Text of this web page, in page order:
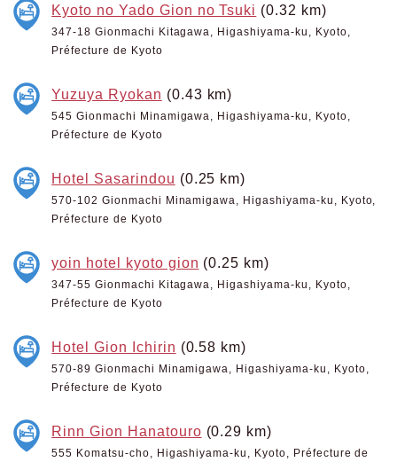
Kyoto no Yado Gion no Tsuki (0.32 km)
347-18 Gionmachi Kitagawa, Higashiyama-ku, Kyoto,
Préfecture de Kyoto
Yuzuya Ryokan (0.43 km)
545 Gionmachi Minamigawa, Higashiyama-ku, Kyoto,
Préfecture de Kyoto
Hotel Sasarindou (0.25 km)
570-102 Gionmachi Minamigawa, Higashiyama-ku, Kyoto,
Préfecture de Kyoto
yoin hotel kyoto gion (0.25 km)
347-55 Gionmachi Kitagawa, Higashiyama-ku, Kyoto,
Préfecture de Kyoto
Hotel Gion Ichirin (0.58 km)
570-89 Gionmachi Minamigawa, Higashiyama-ku, Kyoto,
Préfecture de Kyoto
Rinn Gion Hanatouro (0.29 km)
555 Komatsu-cho, Higashiyama-ku, Kyoto, Préfecture de